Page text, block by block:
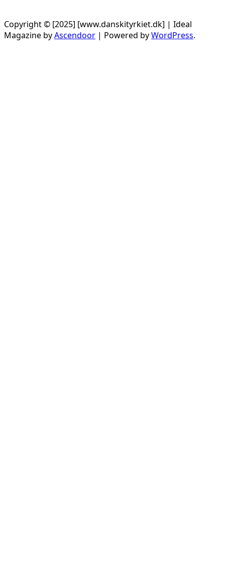
Copyright © [2025] [www.danskityrkiet.dk] | Ideal
Magazine byAscendoor | Powered byWordPress.